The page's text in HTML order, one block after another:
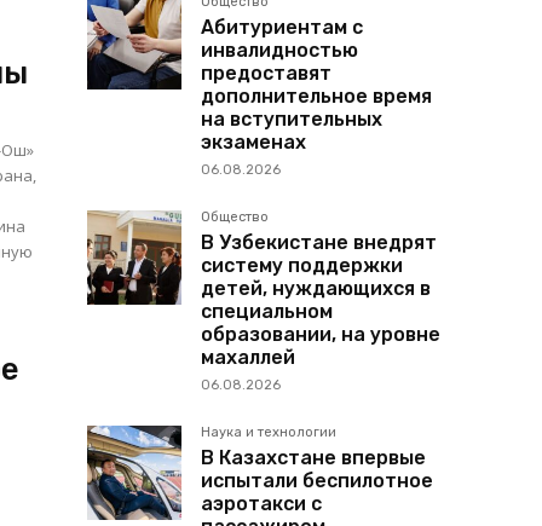
Ош»
Абитуриентам с
инвалидностью
предоставят
дополнительное время
на вступительных
экзаменах
06.08.2026
Общество
В Узбекистане внедрят
систему поддержки
детей, нуждающихся в
специальном
образовании, на уровне
махаллей
06.08.2026
Наука и технологии
В Казахстане впервые
испытали беспилотное
аэротакси с